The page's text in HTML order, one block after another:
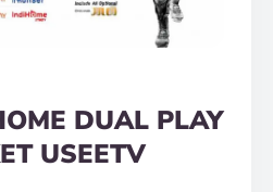
DUAL PLAY
USEETV